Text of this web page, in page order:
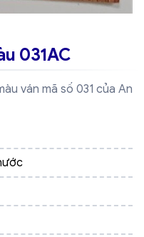
031AC
ván mã số 031 của An